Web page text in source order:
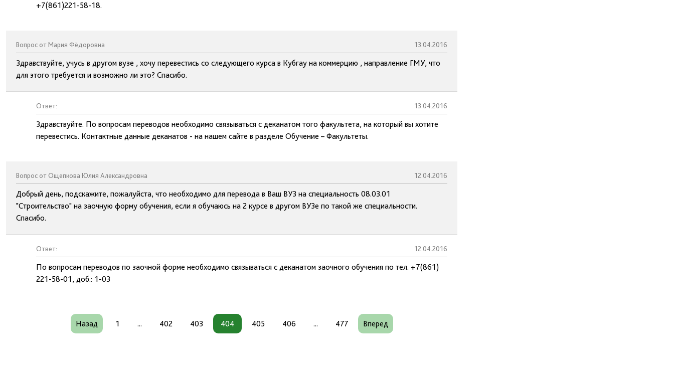
+7(861)221-58-18.
Вопрос от Мария Фёдоровна 13.04.2016
Здравствуйте, учусь в другом вузе , хочу перевестись со следующего курса в Кубгау на коммерцию , направление ГМУ, что
для этого требуется и возможно ли это? Спасибо.
Ответ: 13.04.2016
Здравствуйте. По вопросам переводов необходимо связываться с деканатом того факультета, на который вы хотите
перевестись. Контактные данные деканатов - на нашем сайте в разделе Обучение – Факультеты.
Вопрос от Ощепкова Юлия Александровна 12.04.2016
Добрый день, подскажите, пожалуйста, что необходимо для перевода в Ваш ВУЗ на специальность 08.03.01
"Строительство" на заочную форму обучения, если я обучаюсь на 2 курсе в другом ВУЗе по такой же специальности.
Спасибо.
Ответ: 12.04.2016
По вопросам переводов по заочной форме необходимо связываться с деканатом заочного обучения по тел. +7(861)
221-58-01, доб.: 1-03
Назад 1 ... 402 403 404 405 406 ... 477 Вперед